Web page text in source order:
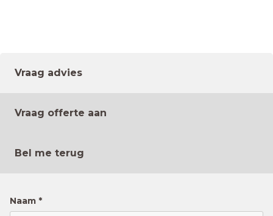
Vraag advies
Vraag offerte aan
Bel me terug
Naam *